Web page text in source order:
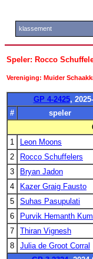
klassement
Speler: Rocco
Vereniging: Muider
GP 4-2425,
#
speler
1
Leon Moons
2
Rocco Schuffelers
3
Bryan Jadon
4
Kazer Graig Fausto
5
Suhas Pasupulati
6
Purvik Hemanth
7
Thiran Vignesh
8
Julia de Groot Corral